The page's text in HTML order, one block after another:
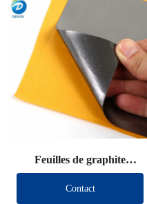
Feuilles de graphite
découpées
Contact